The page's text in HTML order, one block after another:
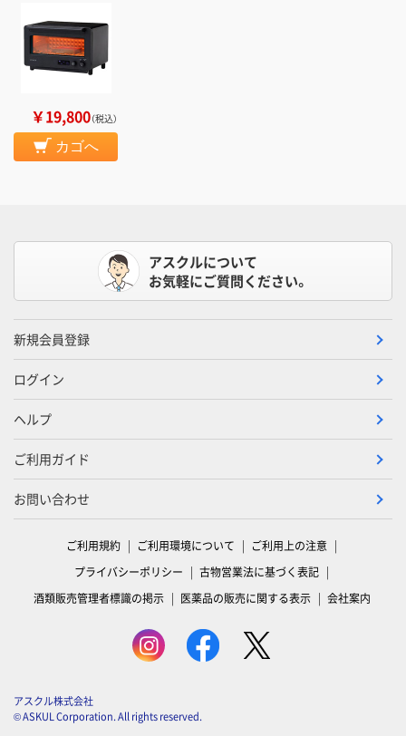
￥19,800（税込）
カゴへ
アスクルについて
お気軽にご質問ください。
新規会員登録
ログイン
ヘルプ
ご利用ガイド
お問い合わせ
ご利用規約 ご利用環境について
ご利用上の注意
プライバシーポリシー
古物営業法に基づく表記
酒類販売管理者標識の掲示
医薬品の販売に関する表示 会社案内
アスクル株式会社
© ASKUL Corporation. All rights reserved.